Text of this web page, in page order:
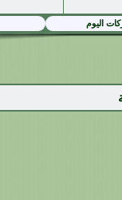
اليوم